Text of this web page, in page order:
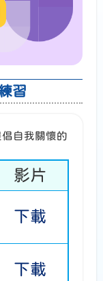
習
自我關懷的
影片
下載
下載